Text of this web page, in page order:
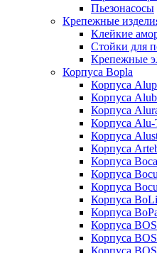
Пьезонасосы
Крепежные
Клейкие
Стойки для
Крепежные
Корпуса Bopla
Корпуса
Корпуса
Корпуса
Корпуса Alu-
Корпуса
Корпуса
Корпуса
Корпуса
Корпуса
Корпуса
Корпуса
Корпуса BOS
Корпуса
Корпуса